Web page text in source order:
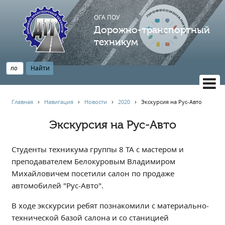
ОГА ПОУ
Дорожно-транспортный
техникум
АБИТУРИЕНТУ
Опрос по качеству образования
Новости
Наблюдательный совет
Информация
Главная › Навигация › Новости ›2020 ›Экскурсия на Рус-Авто
Экскурсия на Рус-Авто
Студенты техникума группы 8 ТА с мастером и
преподавателем Белокуровым Владимиром
Михайловичем посетили салон по продаже
автомобилей "Рус-Авто".
В ходе экскурсии ребят познакомили с материально-
технической базой салона и со станицией